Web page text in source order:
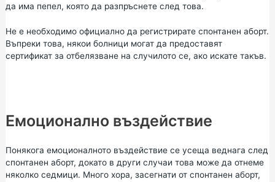
да има пепел, която да разпръснете след това.
Не е необходимо официално да регистрирате спонтанен аборт.
Въпреки това, някои болници могат да предоставят
сертификат за отбелязване на случилото се, ако искате такъв.
Емоционално въздействие
Понякога емоционалното въздействие се усеща веднага след
спонтанен аборт, докато в други случаи това може да отнеме
няколко седмици. Много хора, засегнати от спонтанен аборт,